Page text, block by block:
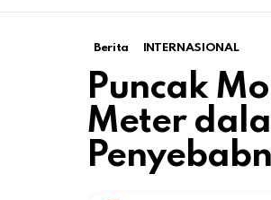
Berita INTERNASIONAL
Puncak
Meter